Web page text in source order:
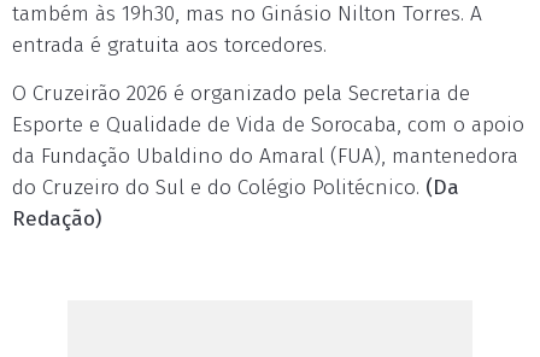
também às 19h30, mas no Ginásio Nilton Torres. A
entrada é gratuita aos torcedores.
O Cruzeirão 2026 é organizado pela Secretaria de
Esporte e Qualidade de Vida de Sorocaba, com o apoio
da Fundação Ubaldino do Amaral (FUA), mantenedora
do Cruzeiro do Sul e do Colégio Politécnico. (Da
Redação)